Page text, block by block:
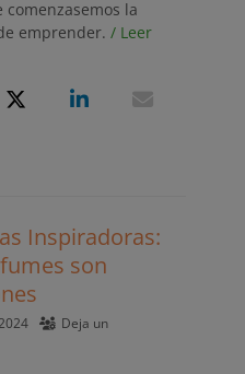
comenzasemos la
emprender. / Leer
Inspiradoras:
son
Deja un